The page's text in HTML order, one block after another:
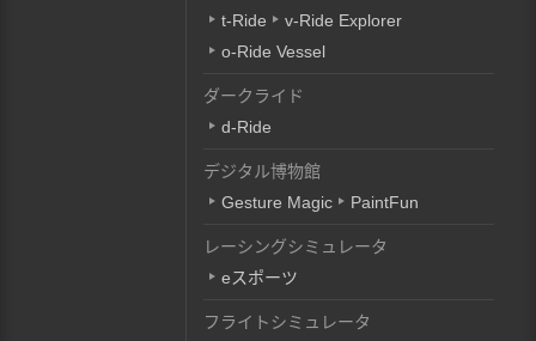
t-Ride
v-Ride Explorer
o-Ride Vessel
ダークライド
d-Ride
デジタル博物館
Gesture Magic
PaintFun
レーシングシミュレータ
eスポーツ
フライトシミュレータ